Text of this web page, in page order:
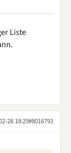
Liste
28 18:29#8016793